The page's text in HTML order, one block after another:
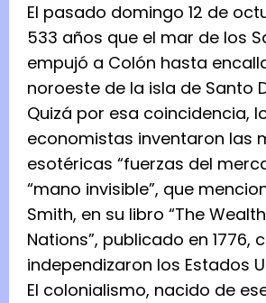
El pasado domingo 12 de
533 años que el mar de los
empujó a Colón hasta
noroeste de la isla de Santo
Quizá por esa coincidencia,
economistas inventaron las
esotéricas “fuerzas del
“mano invisible”, que
Smith, en su libro “The
Nations”, publicado en 1776,
independizaron los Estados
El colonialismo, nacido de